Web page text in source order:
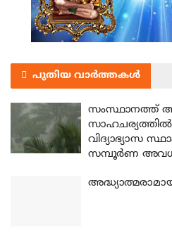
പുതിയ വാർത്തകൾ
സംസ്ഥാനത്ത്
സാഹചര്യത്തിൽ
വിദ്യാഭ്യാസ
സമ്പൂർണ